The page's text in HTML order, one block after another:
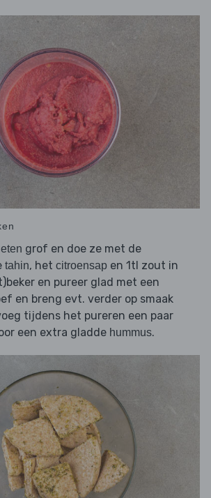
grof en doe ze met de
tahin, het citroensap en 1tl zout in
en pureer glad met een
en breng evt. verder op smaak
tijdens het pureren een paar
een extra gladde hummus.